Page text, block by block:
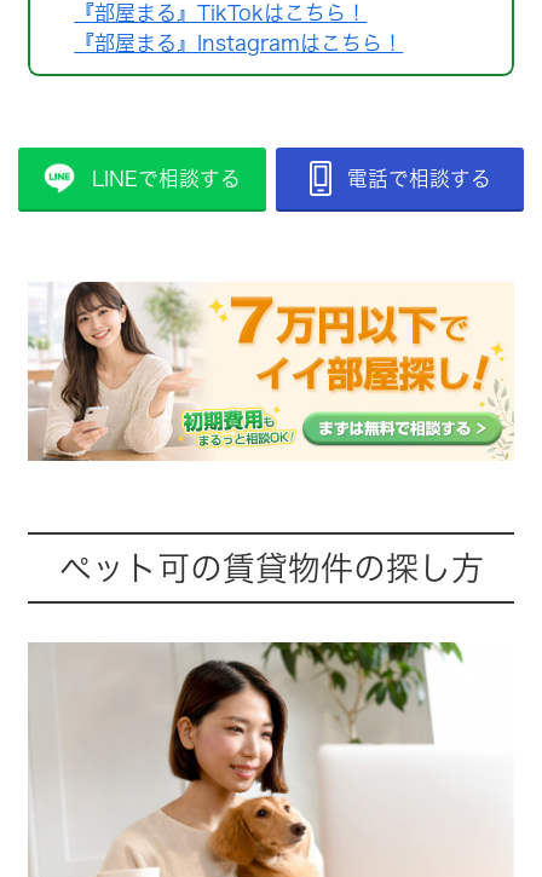
『部屋まる』TikTokはこちら！
『部屋まる』Instagramはこちら！
LINEで相談する 電話で相談する
ペット可の賃貸物件の探し方